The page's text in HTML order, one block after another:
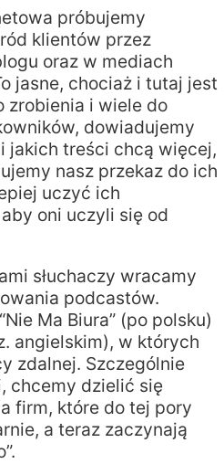
próbujemy
klientów przez
oraz w mediach
jasne, chociaż i tutaj jest
zrobienia i wiele do
dowiadujemy
jakich treści chcą więcej,
nasz przekaz do ich
uczyć ich
oni uczyli się od
słuchaczy wracamy
podcastów.
Ma Biura” (po polsku)
angielskim), w których
zdalnej. Szczególnie
chcemy dzielić się
firm, które do tej pory
a teraz zaczynają